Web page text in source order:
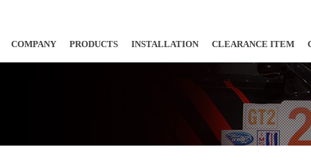
COMPANY PRODUCTS INSTALLATION CLEARANCE ITEM